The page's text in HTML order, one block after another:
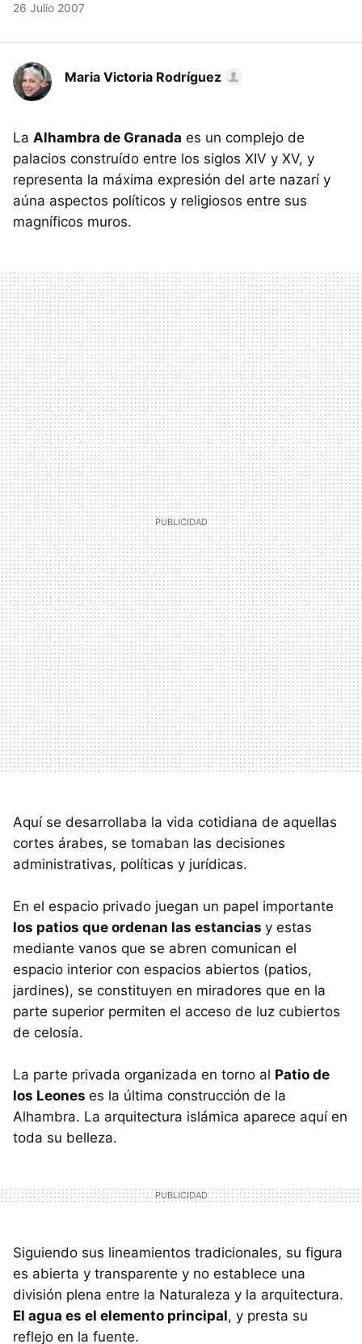
26 Julio 2007
Maria Victoria Rodríguez
La Alhambra de Granada es un complejo de
palacios construído entre los siglos XIV y XV, y
representa la máxima expresión del arte nazarí y
aúna aspectos políticos y religiosos entre sus
magníficos muros.
Aquí se desarrollaba la vida cotidiana de aquellas
cortes árabes, se tomaban las decisiones
administrativas, políticas y jurídicas.
En el espacio privado juegan un papel importante
los patios que ordenan las estancias y estas
mediante vanos que se abren comunican el
espacio interior con espacios abiertos (patios,
jardines), se constituyen en miradores que en la
parte superior permiten el acceso de luz cubiertos
de celosía.
La parte privada organizada en torno al Patio de
los Leones es la última construcción de la
Alhambra. La arquitectura islámica aparece aquí en
toda su belleza.
Siguiendo sus lineamientos tradicionales, su figura
es abierta y transparente y no establece una
división plena entre la Naturaleza y la arquitectura.
El agua es el elemento principal, y presta su
reflejo en la fuente.